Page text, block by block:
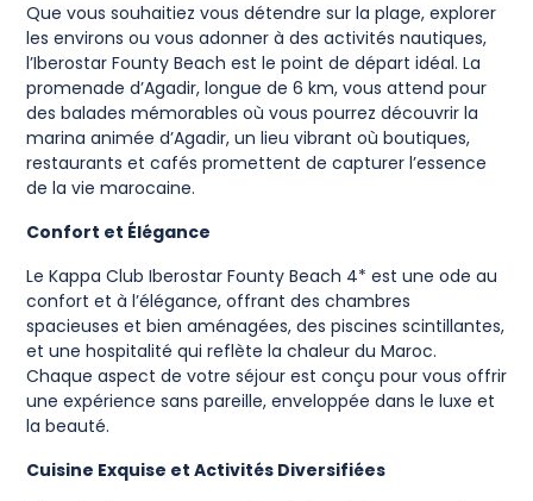
Que vous souhaitiez vous détendre sur la plage, explorer
les environs ou vous adonner à des activités nautiques,
l’Iberostar Founty Beach est le point de départ idéal. La
promenade d’Agadir, longue de 6 km, vous attend pour
des balades mémorables où vous pourrez découvrir la
marina animée d’Agadir, un lieu vibrant où boutiques,
restaurants et cafés promettent de capturer l’essence
de la vie marocaine.
Confort et Élégance
Le Kappa Club Iberostar Founty Beach 4* est une ode au
confort et à l’élégance, offrant des chambres
spacieuses et bien aménagées, des piscines scintillantes,
et une hospitalité qui reflète la chaleur du Maroc.
Chaque aspect de votre séjour est conçu pour vous offrir
une expérience sans pareille, enveloppée dans le luxe et
la beauté.
Cuisine Exquise et Activités Diversifiées